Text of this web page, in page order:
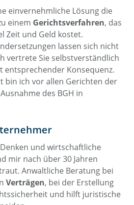
einvernehmliche Lösung die
einem Gerichtsverfahren, das
Zeit und Geld kostet.
lassen sich nicht
vertrete Sie selbstverständlich
entsprechender Konsequenz.
bin ich vor allen Gerichten der
des BGH in
und wirtschaftliche
mir nach über 30 Jahren
Anwaltliche Beratung bei
Verträgen, bei der Erstellung
und hilft juristische